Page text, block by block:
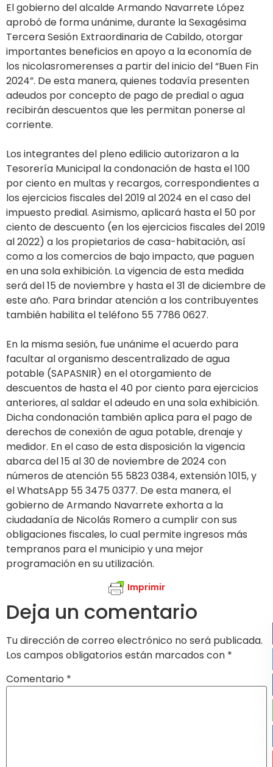
El gobierno del alcalde Armando Navarrete López
aprobó de forma unánime, durante la Sexagésima
Tercera Sesión Extraordinaria de Cabildo, otorgar
importantes beneficios en apoyo a la economía de
los nicolasromerenses a partir del inicio del “Buen Fin
2024”. De esta manera, quienes todavía presenten
adeudos por concepto de pago de predial o agua
recibirán descuentos que les permitan ponerse al
corriente.
Los integrantes del pleno edilicio autorizaron a la
Tesorería Municipal la condonación de hasta el 100
por ciento en multas y recargos, correspondientes a
los ejercicios fiscales del 2019 al 2024 en el caso del
impuesto predial. Asimismo, aplicará hasta el 50 por
ciento de descuento (en los ejercicios fiscales del 2019
al 2022) a los propietarios de casa-habitación, así
como a los comercios de bajo impacto, que paguen
en una sola exhibición. La vigencia de esta medida
será del 15 de noviembre y hasta el 31 de diciembre de
este año. Para brindar atención a los contribuyentes
también habilita el teléfono 55 7786 0627.
En la misma sesión, fue unánime el acuerdo para
facultar al organismo descentralizado de agua
potable (SAPASNIR) en el otorgamiento de
descuentos de hasta el 40 por ciento para ejercicios
anteriores, al saldar el adeudo en una sola exhibición.
Dicha condonación también aplica para el pago de
derechos de conexión de agua potable, drenaje y
medidor. En el caso de esta disposición la vigencia
abarca del 15 al 30 de noviembre de 2024 con
números de atención 55 5823 0384, extensión 1015, y
el WhatsApp 55 3475 0377. De esta manera, el
gobierno de Armando Navarrete exhorta a la
ciudadanía de Nicolás Romero a cumplir con sus
obligaciones fiscales, lo cual permite ingresos más
tempranos para el municipio y una mejor
programación en su utilización.
Imprimir
Deja un comentario
Tu dirección de correo electrónico no será publicada.
Los campos obligatorios están marcados con *
Comentario *